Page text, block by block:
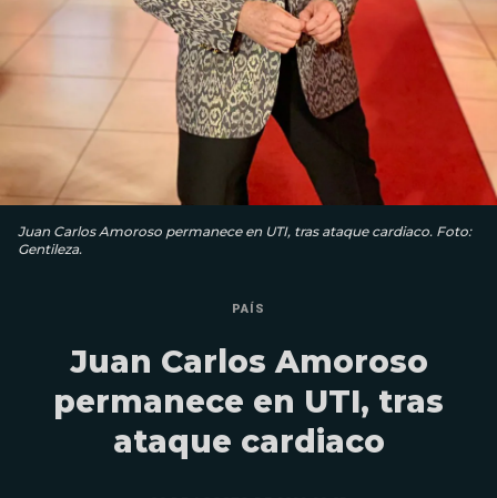
Juan Carlos Amoroso permanece en UTI, tras ataque cardiaco. Foto:
Gentileza.
PAÍS
Juan Carlos Amoroso
permanece en UTI, tras
ataque cardiaco